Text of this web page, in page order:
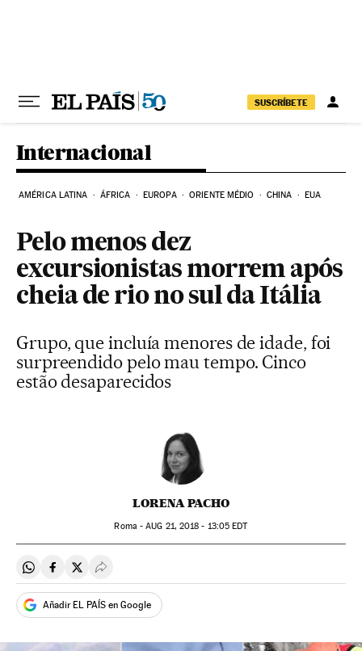
SUSCRÍBETE
Internacional
AMÉRICA LATINA ÁFRICA EUROPA ORIENTE MÉDIO CHINA EUA
Pelo menos dez
excursionistas morrem após
cheia de rio no sul da Itália
Grupo, que incluía menores de idade, foi
surpreendido pelo mau tempo. Cinco
estão desaparecidos
LORENA PACHO
Roma -AUG 21, 2018 - 13:05 EDT
Compartir en Whatsapp
Compartir en Facebook
Compartir en Twitter
Desplegar Redes Sociales
Añadir EL PAÍS en Google